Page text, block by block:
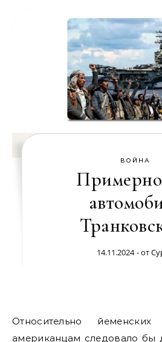
ВОЙНА
14.11.2024 - от
Относительно
американцам следовало бы